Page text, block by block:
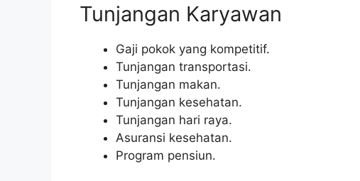
Tunjangan Karyawan
Gaji pokok yang kompetitif.
Tunjangan transportasi.
Tunjangan makan.
Tunjangan kesehatan.
Tunjangan hari raya.
Asuransi kesehatan.
Program pensiun.